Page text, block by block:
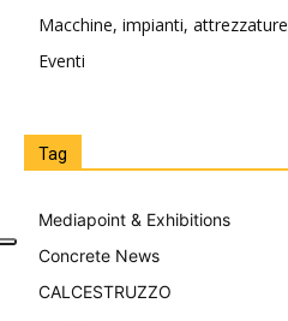
Macchine, impianti, attrezzature
Eventi
Tag
Mediapoint & Exhibitions
Concrete News
CALCESTRUZZO